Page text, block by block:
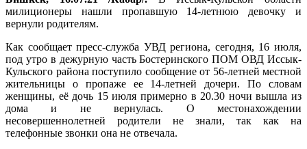
милиционеры нашли пропавшую 14-летнюю девочку и
вернули родителям.
Как сообщает пресс-служба УВД региона, сегодня, 16 июля,
под утро в дежурную часть Бостеринского ПОМ ОВД Иссык-
Кульского района поступило сообщение от 56-летней местной
жительницы о пропаже ее 14-летней дочери. По словам
женщины, её дочь 15 июля примерно в 20.30 ночи вышла из
дома и не вернулась. О местонахождении
несовершеннолетней родители не знали, так как на
телефонные звонки она не отвечала.